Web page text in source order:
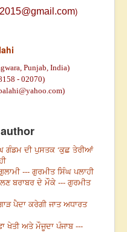
)
Punjab, India)
- 02070)
)
ਗੰਡਮ ਦੀ ਪੁਸਤਕ ‘ਕੁਛ ਤੇਰੀਆਂ
--- ਗੁਰਮੀਤ ਸਿੰਘ ਪਲਾਹੀ
ਬਰਾਬਰ ਦੇ ਮੌਕੇ --- ਗੁਰਮੀਤ
ਪੈਦਾ ਕਰੇਗੀ ਜਾਤ ਅਧਾਰਤ
ਖੇਤੀ ਅਤੇ ਮੌਜੂਦਾ ਪੰਜਾਬ ---